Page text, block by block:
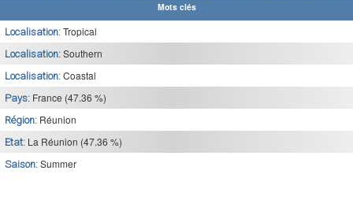
Mots clés
Localisation: Tropical
Localisation: Southern
Localisation: Coastal
Pays: France (47.36 %)
Région: Réunion
Etat: La Réunion (47.36 %)
Saison: Summer